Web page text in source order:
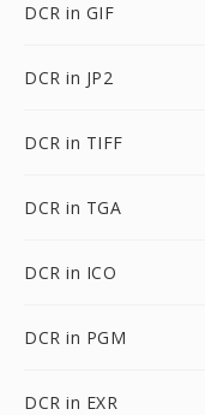
DCR in GIF
DCR in JP2
DCR in TIFF
DCR in TGA
DCR in ICO
DCR in PGM
DCR in EXR